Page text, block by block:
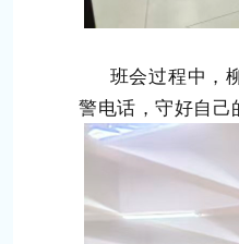
班会过程中，柳
警电话，守好自己